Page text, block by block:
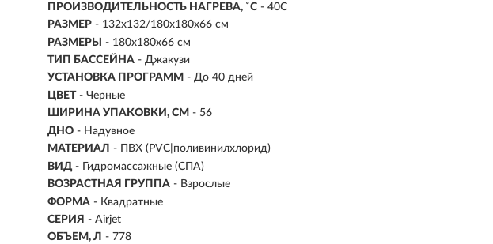
ПРОИЗВОДИТЕЛЬНОСТЬ НАГРЕВА, ˚С - 40С
РАЗМЕР - 132х132/180х180х66 см
РАЗМЕРЫ
- 180х180х66 см
ТИП БАССЕЙНА - Джакузи
УСТАНОВКА ПРОГРАММ - До 40 дней
ЦВЕТ - Черные
ШИРИНА УПАКОВКИ, СМ - 56
ДНО - Надувное
МАТЕРИАЛ - ПВХ (PVC|поливинилхлорид)
ВИД - Гидромассажные (СПА)
ВОЗРАСТНАЯ ГРУППА - Взрослые
ФОРМА - Квадратные
СЕРИЯ - Airjet
ОБЪЕМ, Л - 778